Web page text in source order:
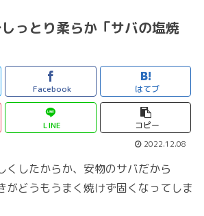
っとり柔らか「サバの塩焼
Facebook はてブ
LINE コピー
2022.12.08
くしたからか、安物のサバだから
がどうもうまく焼けず固くなってしま